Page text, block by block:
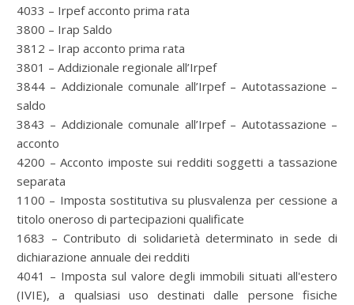
4033 – Irpef acconto prima rata
3800 – Irap Saldo
3812 – Irap acconto prima rata
3801 – Addizionale regionale all’Irpef
3844 – Addizionale comunale all’Irpef – Autotassazione –
saldo
3843 – Addizionale comunale all’Irpef – Autotassazione –
acconto
4200 – Acconto imposte sui redditi soggetti a tassazione
separata
1100 – Imposta sostitutiva su plusvalenza per cessione a
titolo oneroso di partecipazioni qualificate
1683 – Contributo di solidarietà determinato in sede di
dichiarazione annuale dei redditi
4041 – Imposta sul valore degli immobili situati all'estero
(IVIE), a qualsiasi uso destinati dalle persone fisiche